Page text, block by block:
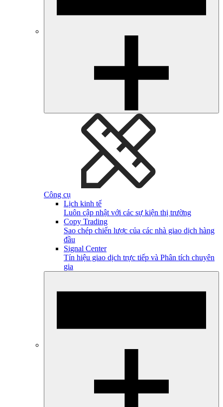
Công cụ
Lịch kinh tế
Luôn cập nhật với các sự kiện thị trường
Copy Trading
Sao chép chiến lược của các nhà giao dịch hàng
đầu
Signal Center
Tín hiệu giao dịch trực tiếp và Phân tích chuyên
gia